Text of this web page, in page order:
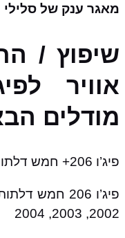
מאגר ענק של סלילי
שיפוץ /
מודלים
פיג’ו 206+ חמש דלתות שנות ייצור: 2011, 2012
2002, 2003, 2004